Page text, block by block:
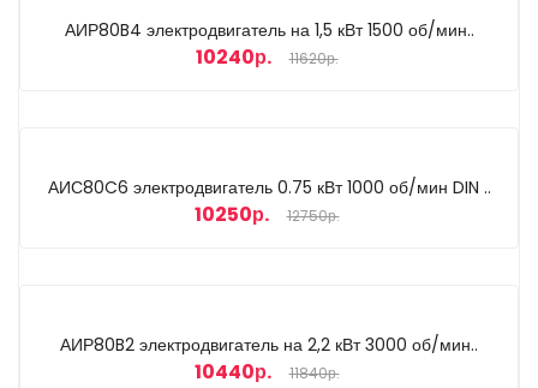
АИР80B4 электродвигатель на 1,5 кВт 1500 об/мин..
10240р. 11620р.
АИС80C6 электродвигатель 0.75 кВт 1000 об/мин DIN ..
10250р. 12750р.
АИР80B2 электродвигатель на 2,2 кВт 3000 об/мин..
10440р. 11840р.